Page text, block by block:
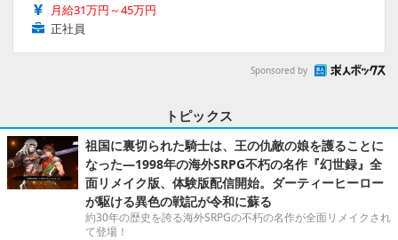
月給31万円～45万円
正社員
Sponsored by
トピックス
祖国に裏切られた騎士は、王の仇敵の娘を護ることに
なった―1998年の海外SRPG不朽の名作『幻世録』全
面リメイク版、体験版配信開始。ダーティーヒーロー
が駆ける異色の戦記が令和に蘇る
約30年の歴史を誇る海外SRPGの不朽の名作が全面リメイクされ
て登場！